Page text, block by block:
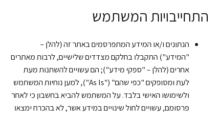
התחייבויות המשתמש
הנתונים ו/או המידע המתפרסמים באתר זה (להלן –
"המידע") התקבלו בחלקם מצדדים שלישיים, לרבות מאתרים
אחרים (להלן – "ספקי מידע"); הם עשויים להשתנות מעת
לעת ומסופקים "כפי שהם" ("As Is"), למען נוחיות המשתמש
ולשימושו האישי בלבד. על המשתמש להביא בחשבון כי לאחר
פרסומם, עשויים לחול שינויים במידע אשר, לא בהכרח ימצאו